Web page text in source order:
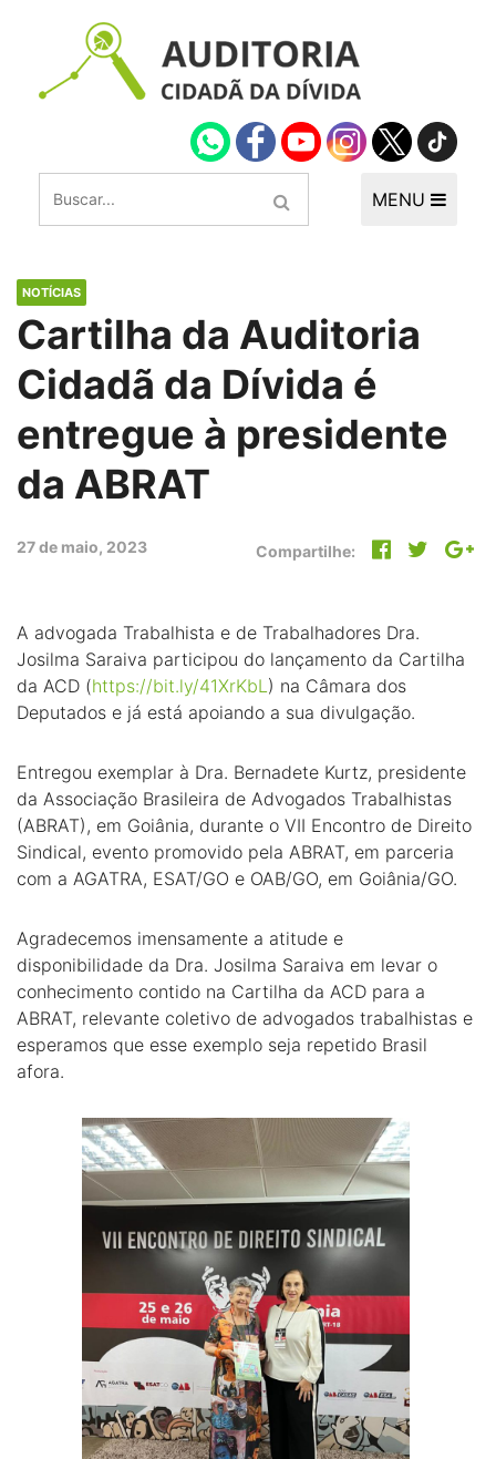
MENU
NOTÍCIAS
Cartilha da Auditoria
Cidadã da Dívida é
entregue à presidente
da ABRAT
27 de maio, 2023 Compartilhe:
A advogada Trabalhista e de Trabalhadores Dra.
Josilma Saraiva participou do lançamento da Cartilha
da ACD (https://bit.ly/41XrKbL) na Câmara dos
Deputados e já está apoiando a sua divulgação.
Entregou exemplar à Dra. Bernadete Kurtz, presidente
da Associação Brasileira de Advogados Trabalhistas
(ABRAT), em Goiânia, durante o VII Encontro de Direito
Sindical, evento promovido pela ABRAT, em parceria
com a AGATRA, ESAT/GO e OAB/GO, em Goiânia/GO.
Agradecemos imensamente a atitude e
disponibilidade da Dra. Josilma Saraiva em levar o
conhecimento contido na Cartilha da ACD para a
ABRAT, relevante coletivo de advogados trabalhistas e
esperamos que esse exemplo seja repetido Brasil
afora.